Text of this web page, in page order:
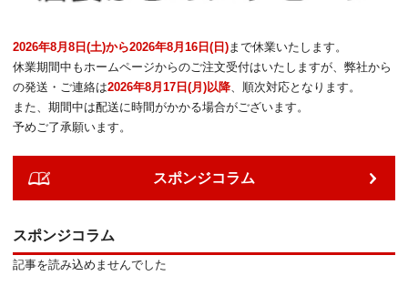
2026年8月8日(土)から2026年8月16日(日) まで休業いたします。
休業期間中もホームページからのご注文受付はいたしますが、弊社から
の発送・ご連絡は2026年8月17日(月)以降 、順次対応となります。
また、期間中は配送に時間がかかる場合がございます。
予めご了承願います。
スポンジコラム
スポンジコラム
記事を読み込めませんでした